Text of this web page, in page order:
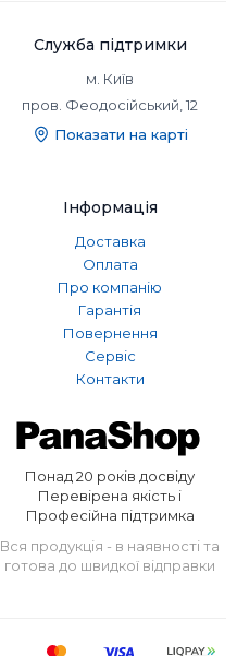
Служба підтримки
м. Київ
пров. Феодосійський, 12
Показати на карті
Інформація
Доставка
Оплата
Про компанію
Гарантія
Повернення
Сервіс
Контакти
Понад 20 років досвіду
Перевірена якість і
Професійна підтримка
Вся продукція - в наявності та
готова до швидкої відправки